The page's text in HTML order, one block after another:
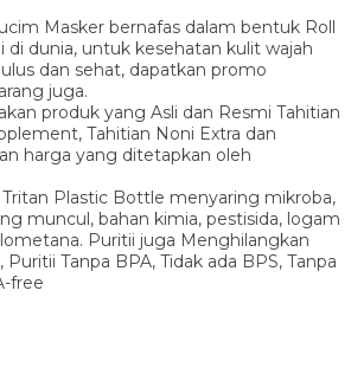
Masker bernafas dalam bentuk Roll
di dunia, untuk kesehatan kulit wajah
dan sehat, dapatkan promo
juga.
produk yang Asli dan Resmi Tahitian
Tahitian Noni Extra dan
harga yang ditetapkan oleh
Plastic Bottle menyaring mikroba,
muncul, bahan kimia, pestisida, logam
Puritii juga Menghilangkan
Puritii Tanpa BPA, Tidak ada BPS, Tanpa
free